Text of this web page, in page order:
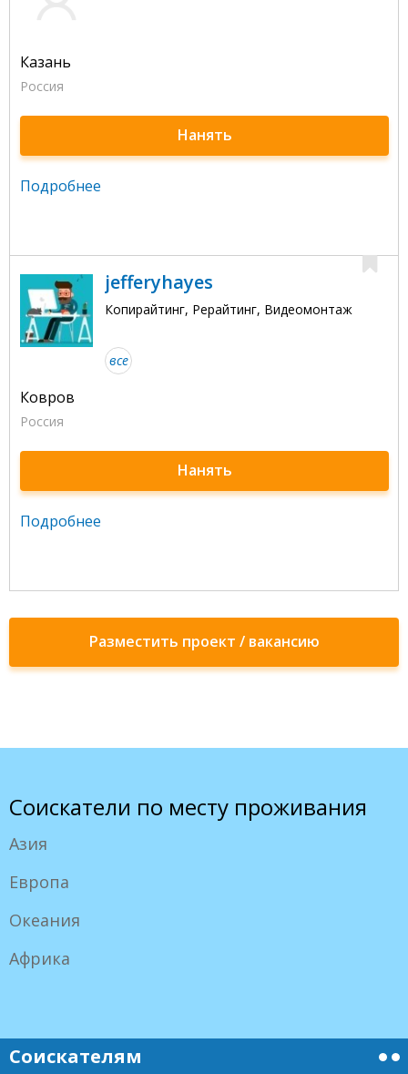
Казань
Россия
Нанять
Подробнее
jefferyhayes
Копирайтинг, Рерайтинг, Видеомонтаж
все
Ковров
Россия
Нанять
Подробнее
Разместить проект / вакансию
Соискатели по месту проживания
Азия
Европа
Океания
Африка
Соискателям